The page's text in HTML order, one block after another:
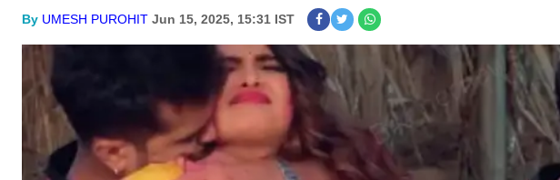
By UMESH PUROHIT Jun 15, 2025, 15:31 IST